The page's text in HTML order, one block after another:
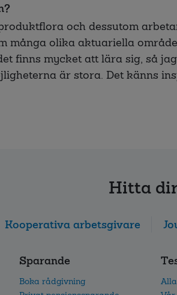
och dessutom
många olika aktuariella
finns mycket att lära sig, så
är stora. Det känns
Hitta
Kooperativa arbetsgivare
Sparande
Boka rådgivning